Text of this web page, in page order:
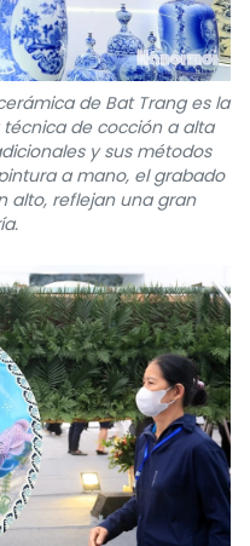
de Bat Trang es la
de cocción a alta
y sus métodos
a mano, el grabado
alto, reflejan una gran